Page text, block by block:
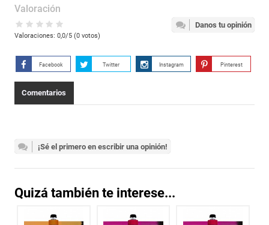
Danos tu opinión
Valoración
Valoraciones: 0,0/5 (0votos)
Facebook Twitter Instagram Pinterest
Comentarios
¡Sé el primero en escribir una opinión!
Quizá también te interese...